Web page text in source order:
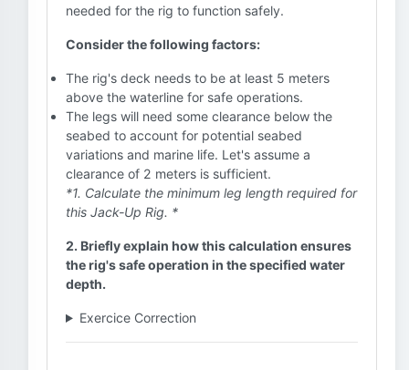
needed for the rig to function safely.
Consider the following factors:
The rig's deck needs to be at least 5 meters
above the waterline for safe operations.
The legs will need some clearance below the
seabed to account for potential seabed
variations and marine life. Let's assume a
clearance of 2 meters is sufficient.
*1. Calculate the minimum leg length required for
this Jack-Up Rig. *
2. Briefly explain how this calculation ensures
the rig's safe operation in the specified water
depth.
Exercice Correction